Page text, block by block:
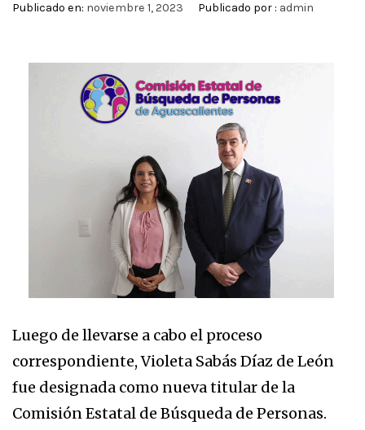
Publicado en: noviembre 1, 2023 Publicado por : admin
Luego de llevarse a cabo el proceso
correspondiente, Violeta Sabás Díaz de León
fue designada como nueva titular de la
Comisión Estatal de Búsqueda de Personas.